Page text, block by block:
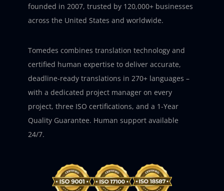
founded in 2007, trusted by 120,000+ businesses
across the United States and worldwide.
Tomedes combines translation technology and
certified human expertise to deliver accurate,
deadline-ready translations in 270+ languages –
with a dedicated project manager on every
project, three ISO certifications, and a 1-Year
Quality Guarantee. Human support available
24/7.